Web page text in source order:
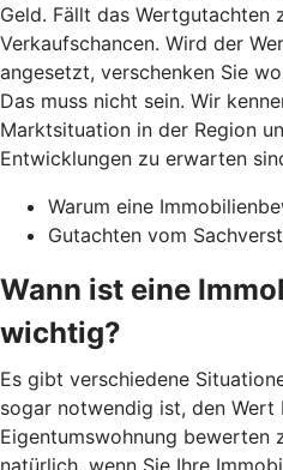
Geld. Fällt das Wertgutachten
Verkaufschancen. Wird der
angesetzt, verschenken Sie
Das muss nicht sein. Wir
Marktsituation in der Region
Entwicklungen zu erwarten
Warum eine
Gutachten vom
Wann ist eine
wichtig?
Es gibt verschiedene
sogar notwendig ist, den Wert
Eigentumswohnung bewerten
natürlich, wenn Sie Ihre